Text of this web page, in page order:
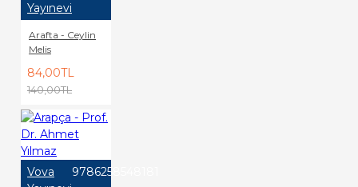
Yayınevi
Arafta - Ceylin
Melis
84,00TL
140,00TL
Vova
9786258548181